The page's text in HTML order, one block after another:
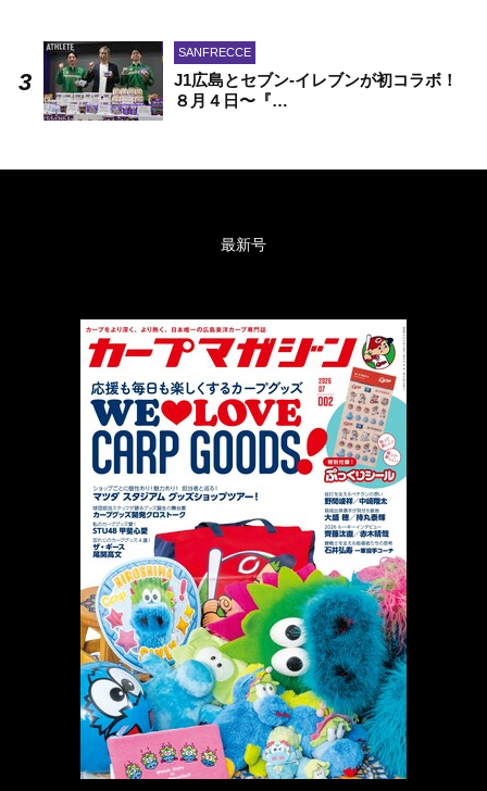
SANFRECCE
J1広島とセブン-イレブンが初コラボ！
８月４日〜『…
最新号